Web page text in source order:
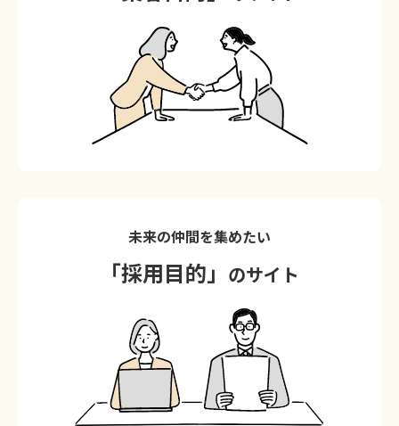
未来の仲間を集めたい
「採用目的」 のサイト